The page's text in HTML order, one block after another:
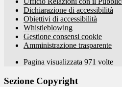
Dichiarazione di accessibilità
Obiettivi di accessibilità
Whistleblowing
Gestione consensi cookie
Amministrazione trasparente
Pagina visualizzata 971 volte
Sezione Copyright